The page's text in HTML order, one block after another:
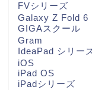
FVシリーズ
Galaxy Z Fold 6
GIGAスクール
Gram
IdeaPad シリー
iOS
iPad OS
iPadシリーズ